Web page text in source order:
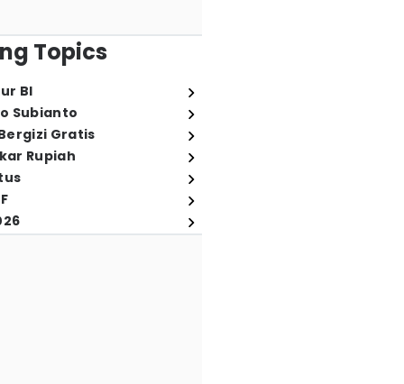
Topics
BI
Subianto
Gratis
Rupiah